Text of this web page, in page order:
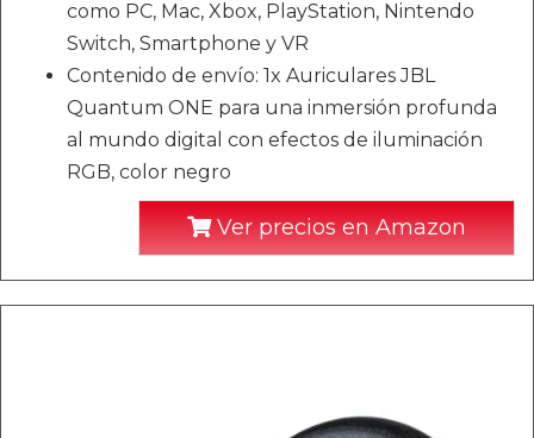
como PC, Mac, Xbox, PlayStation, Nintendo
Switch, Smartphone y VR
Contenido de envío: 1x Auriculares JBL
Quantum ONE para una inmersión profunda
al mundo digital con efectos de iluminación
RGB, color negro
Ver precios en Amazon